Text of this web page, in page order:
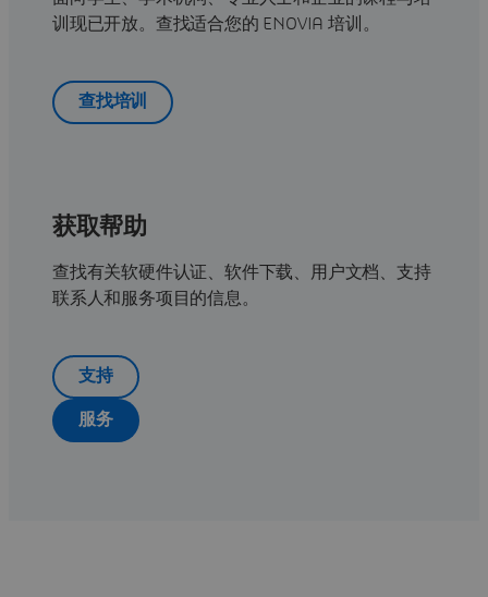
训现已开放。查找适合您的 ENOVIA 培训。
查找培训
获取帮助
查找有关软硬件认证、软件下载、用户文档、支持
联系人和服务项目的信息。
支持
服务